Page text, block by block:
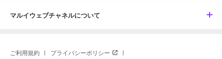
マルイウェブチャネルについて
ご利用規約 プライバシーポリシー